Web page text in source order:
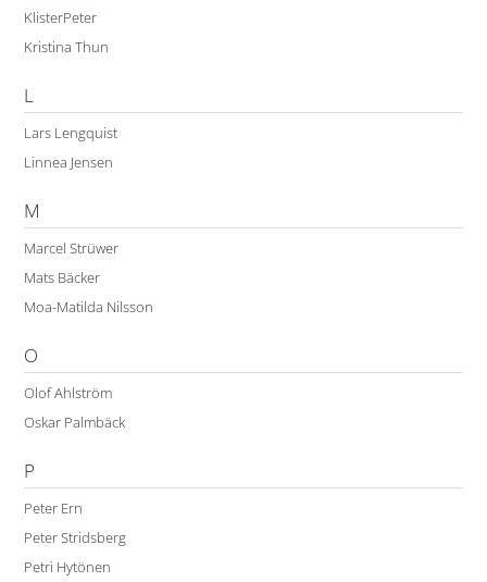
KlisterPeter
Kristina Thun
L
Lars Lengquist
Linnea Jensen
M
Marcel Strüwer
Mats Bäcker
Moa-Matilda Nilsson
O
Olof Ahlström
Oskar Palmbäck
P
Peter Ern
Peter Stridsberg
Petri Hytönen